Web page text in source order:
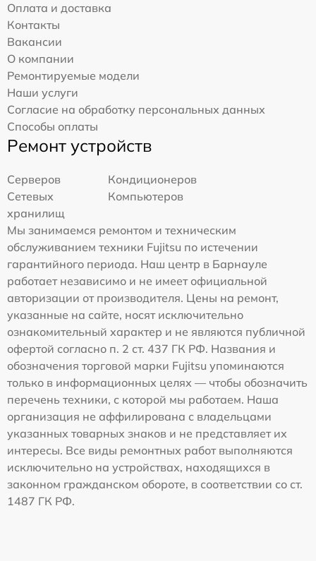
Оплата и доставка
Контакты
Вакансии
О компании
Ремонтируемые модели
Наши услуги
Согласие на обработку персональных данных
Способы оплаты
Ремонт устройств
Серверов
Кондиционеров
Сетевых
хранилищ
Компьютеров
Мы занимаемся ремонтом и техническим
обслуживанием техники Fujitsu по истечении
гарантийного периода. Наш центр в Барнауле
работает независимо и не имеет официальной
авторизации от производителя. Цены на ремонт,
указанные на сайте, носят исключительно
ознакомительный характер и не являются публичной
офертой согласно п. 2 ст. 437 ГК РФ. Названия и
обозначения торговой марки Fujitsu упоминаются
только в информационных целях — чтобы обозначить
перечень техники, с которой мы работаем. Наша
организация не аффилирована с владельцами
указанных товарных знаков и не представляет их
интересы. Все виды ремонтных работ выполняются
исключительно на устройствах, находящихся в
законном гражданском обороте, в соответствии со ст.
1487 ГК РФ.